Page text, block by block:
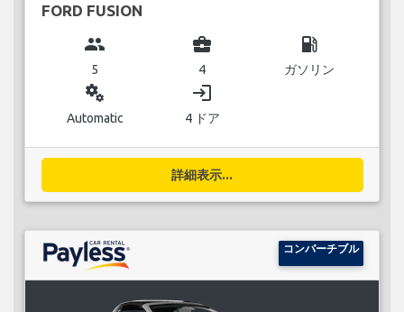
FORD FUSION
group
5
business_center
4
local_gas_station
ガソリン
miscellaneous_services
Automatic
login
4 ドア
詳細表示...
コンバーチブル